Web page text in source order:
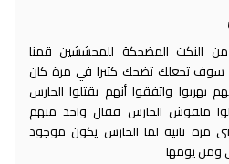
النكت المضحكة للمحششين قمنا
سوف تجعلك تضحك كثيرا في مرة كان
واتفقوا أنهم يقتلوا الحارس
ملقوش الحارس فقال واحد منهم
تانية لما الحارس يكون موجود
يومها